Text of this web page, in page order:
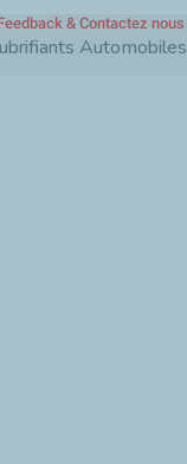
Automobiles
& Contactez nous